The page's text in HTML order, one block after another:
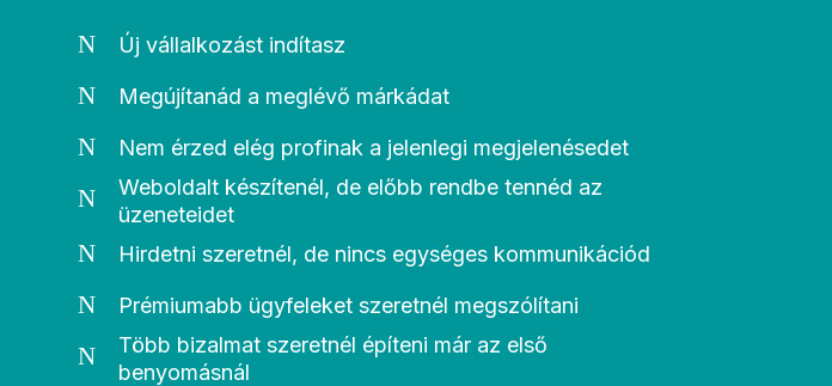
N Új vállalkozást indítasz
N Megújítanád a meglévő márkádat
N Nem érzed elég profinak a jelenlegi megjelenésedet
N
Weboldalt készítenél, de előbb rendbe tennéd az
üzeneteidet
N Hirdetni szeretnél, de nincs egységes kommunikációd
N Prémiumabb ügyfeleket szeretnél megszólítani
N
Több bizalmat szeretnél építeni már az első
benyomásnál